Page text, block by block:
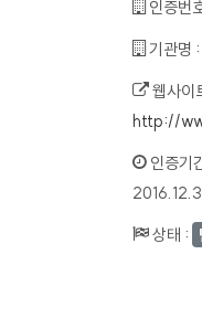
인증번
기관명 :
웹사이
http://
인증기
상태 :